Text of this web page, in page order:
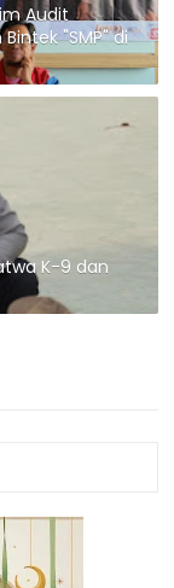
Audit
"SMP" di
K-9 dan